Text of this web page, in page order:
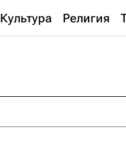
Культура Религия